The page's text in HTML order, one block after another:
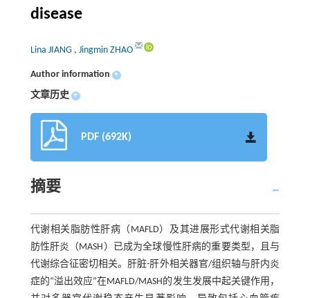
disease
Lina JIANG , Jingmin ZHAO
Author information +
文章历史 +
PDF (692K)
摘要
代谢相关脂肪性肝病（MAFLD）及其进展形式代谢相关脂
肪性肝炎（MASH）已成为全球慢性肝病的重要类型，且与
代谢综合征密切相关。肝脏-肝外相关器官/组织轴与肝内炎
症的“溢出效应”在MAFLD/MASH的发生发展中起关键作用，